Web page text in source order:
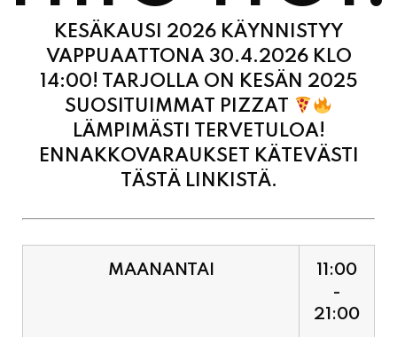
14:00! TARJOLLA ON KESÄN 2025
SUOSITUIMMAT PIZZAT
LÄMPIMÄSTI TERVETULOA!
ENNAKKOVARAUKSET KÄTEVÄSTI
TÄSTÄ LINKISTÄ.
-
21:00
11:00
-